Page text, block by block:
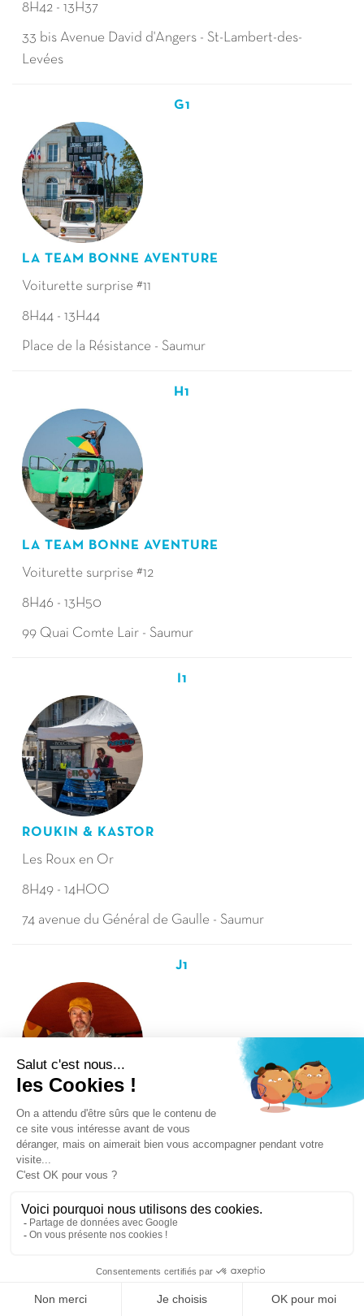
8H42 - 13H37
33 bis Avenue David d'Angers - St-Lambert-des-
Levées
G1
LA TEAM BONNE AVENTURE
Voiturette surprise #11
8H44 - 13H44
Place de la Résistance - Saumur
H1
LA TEAM BONNE AVENTURE
Voiturette surprise #12
8H46 - 13H50
99 Quai Comte Lair - Saumur
I1
ROUKIN & KASTOR
Les Roux en Or
8H49 - 14HOO
74 avenue du Général de Gaulle - Saumur
J1
DJ SAM
DJ Mix 100% Vinyls
8H52 - 14h07
Guinguette Île Offard